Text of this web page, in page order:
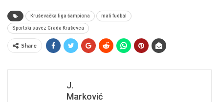
Kruševačka liga šampiona mali fudbal
Sportski savez Grada Kruševca
Share
J.
Marković